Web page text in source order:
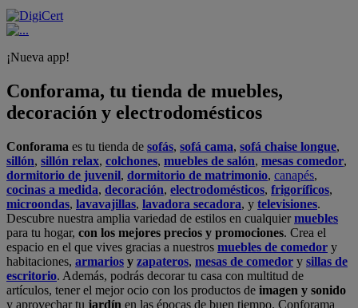
¡Nueva app!
Conforama, tu tienda de muebles,
decoración y electrodomésticos
Conforama es tu tienda de sofás, sofá cama, sofá chaise longue,
sillón, sillón relax, colchones, muebles de salón, mesas comedor,
dormitorio de juvenil, dormitorio de matrimonio, canapés,
cocinas a medida, decoración, electrodomésticos, frigoríficos,
microondas, lavavajillas, lavadora secadora, y televisiones.
Descubre nuestra amplia variedad de estilos en cualquiermuebles
para tu hogar, con los mejores precios y promociones. Crea el
espacio en el que vives gracias a nuestros muebles de comedor y
habitaciones, armarios y zapateros, mesas de comedor y sillas de
escritorio. Además, podrás decorar tu casa con multitud de
artículos, tener el mejor ocio con los productos de imagen y sonido
y aprovechar tu jardín en las épocas de buen tiempo. Conforama